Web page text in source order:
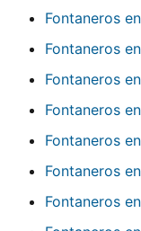
Fontaneros en
Fontaneros en
Fontaneros en
Fontaneros en
Fontaneros en
Fontaneros en
Fontaneros en